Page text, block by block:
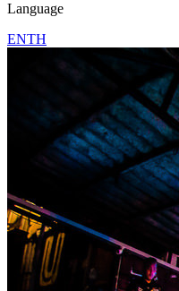
Language
ENTH